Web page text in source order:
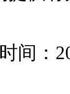
间：